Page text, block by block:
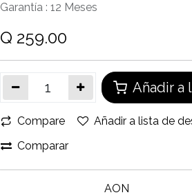
Garantía : 12 Meses
Q 259.00
Añadir a
Compare
Añadir a lista de
Comparar
AON